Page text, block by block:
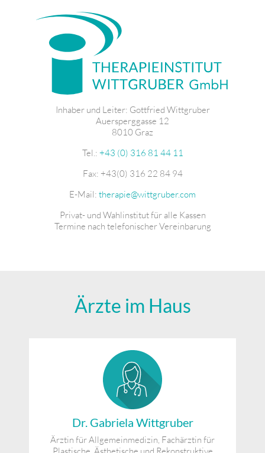
Inhaber und Leiter: Gottfried Wittgruber
Auersperggasse 12
8010 Graz
Tel.: +43 (0) 316 81 44 11
Fax: +43(0) 316 22 84 94
E-Mail: therapie@wittgruber.com
Privat- und Wahlinstitut für alle Kassen
Termine nach telefonischer Vereinbarung
Ärzte im Haus
Dr. Gabriela Wittgruber
Ärztin für Allgemeinmedizin, Fachärztin für